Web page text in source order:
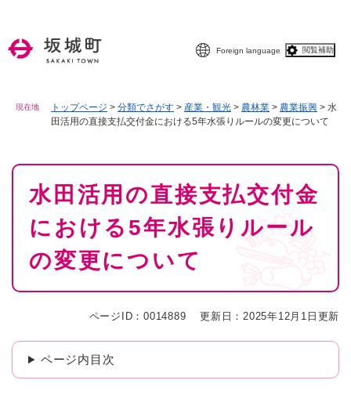
Foreign language 閲覧補助
現在地 トップページ > 分類でさがす > 産業・観光 > 農林業 > 農業振興 > 水
田活用の直接支払交付金における5年水張りルールの変更について
本
水田活用の直接支払交付金
における5年水張りルール
の変更について
ページID：0014889 更新日：2025年12月1日更新
ページ内目次